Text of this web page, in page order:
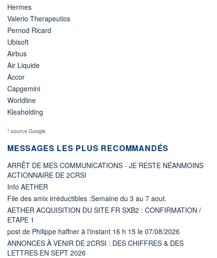
Hermes
Valerio Therapeutics
Pernod Ricard
Ubisoft
Airbus
Air Liquide
Accor
Capgemini
Worldline
Kleaholding
* source Google
MESSAGES LES PLUS RECOMMANDÉS
ARRÊT DE MES COMMUNICATIONS - JE RESTE NÉANMOINS
ACTIONNAIRE DE 2CRSI
Info AETHER
File des amix irréductibles :Semaine du 3 au 7 aout.
AETHER ACQUISITION DU SITE FR SXB2 : CONFIRMATION /
ETAPE 1
post de Philippe haffner à l'instant 16 h 15 le 07/08/2026
ANNONCES À VENIR DE 2CRSI : DES CHIFFRES & DES
LETTRES EN SEPT 2026